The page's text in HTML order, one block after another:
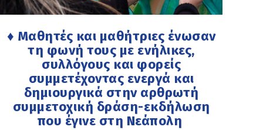
♦ Μαθητές και μαθήτριες ένωσαν
τη φωνή τους με ενήλικες,
συλλόγους και φορείς
συμμετέχοντας ενεργά και
δημιουργικά στην αρθρωτή
συμμετοχική δράση-εκδήλωση
που έγινε στη Νεάπολη